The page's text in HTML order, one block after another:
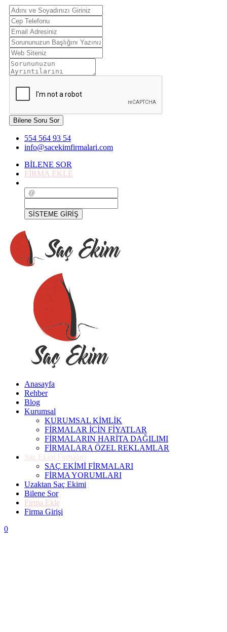
Bilene Soru Sor
554 564 93 54
info@sacekimfirmalari.com
BİLENE SOR
FİRMA EKLE
SİSTEME GİRİŞ
Anasayfa
Rehber
Blog
Kurumsal
KURUMSAL KİMLİK
FİRMALAR İÇİN FİYATLAR
FİRMALARIN HARİTA DAĞILIMI
FİRMALARA ÖZEL REKLAMLAR
Saç Ekim Firmaları
SAÇ EKİMİ FİRMALARI
FİRMA YORUMLARI
Uzaktan Saç Ekimi
Bilene Sor
Firma Ekle
Firma Girişi
0